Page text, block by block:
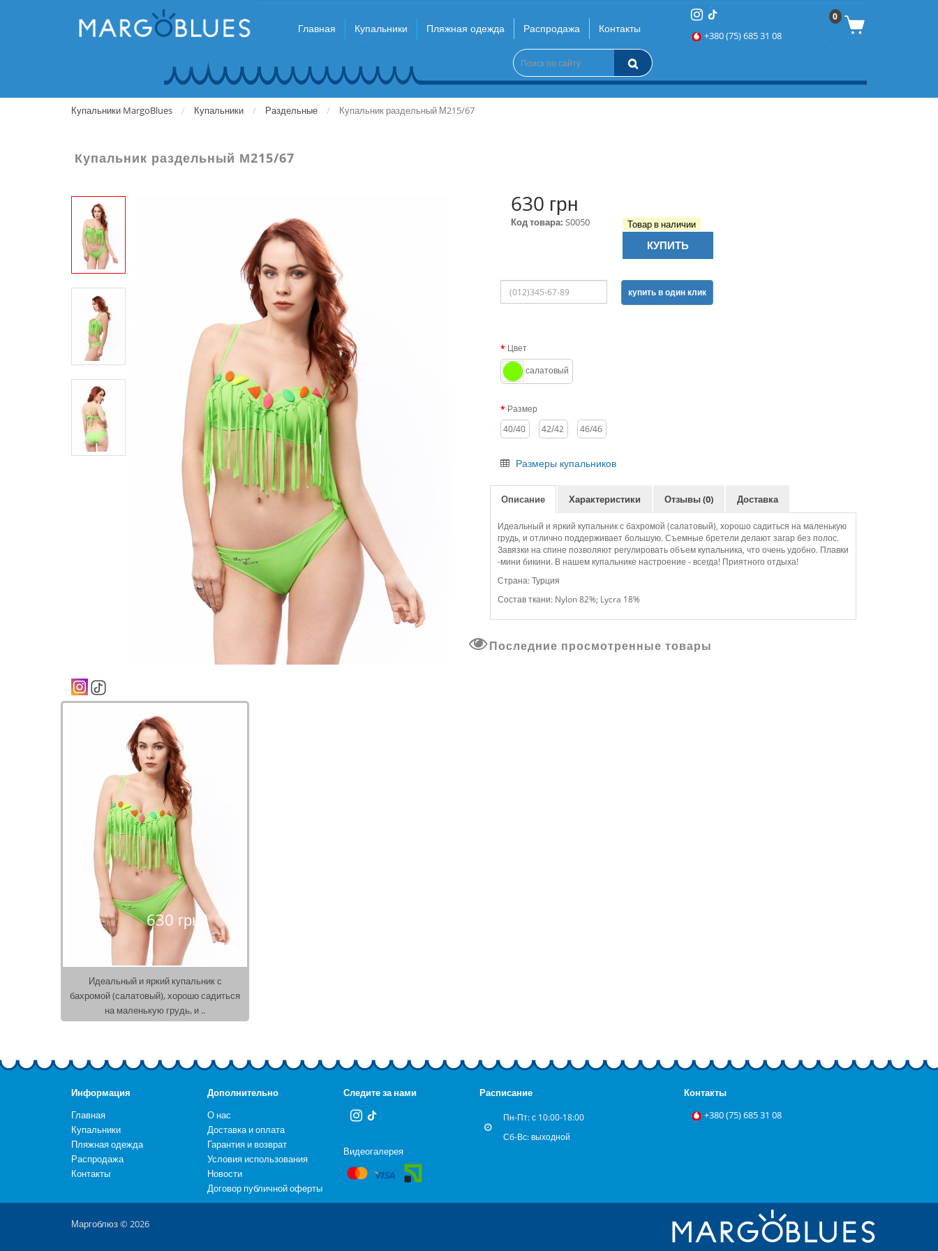
Главная Купальники Пляжная одежда Распродажа Контакты
+380 (75) 685 31 08
0
Купальники MargoBlues Купальники Раздельные Купальник раздельный М215/67
Купальник раздельный М215/67
630 грн
Код товара: S0050 Товар в наличии
КУПИТЬ
купить в один клик
Цвет
салатовый
Размер
40/40
42/42 46/46
Размеры купальников
Описание Характеристики Отзывы (0) Доставка
Идеальный и яркий купальник с бахромой (салатовый), хорошо садиться на маленькую
грудь, и отлично поддерживает большую. Съемные бретели делают загар без полос.
Завязки на спине позволяют регулировать объем купальника, что очень удобно. Плавки
-мини бикини. В нашем купальнике настроение - всегда! Приятного отдыха!
Страна: Турция
Состав ткани: Nylon 82%; Lycra 18%
Последние просмотренные товары
630 грн
Идеальный и яркий купальник с
бахромой (салатовый), хорошо садиться
на маленькую грудь, и ..
Информация
Главная
Купальники
Пляжная одежда
Распродажа
Контакты
Дополнительно
О нас
Доставка и оплата
Гарантия и возврат
Условия использования
Новости
Договор публичной оферты
Следите за нами
Видеогалерея
Расписание
Пн-Пт: с 10:00-18:00
Сб-Вс: выходной
Контакты
+‎380 (75) 685 31 08
Маргоблюз © 2026